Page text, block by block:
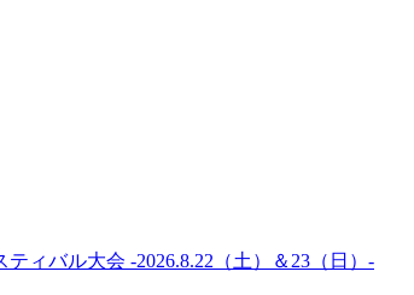
ィバル大会 -2026.8.22（土）＆23（日）-